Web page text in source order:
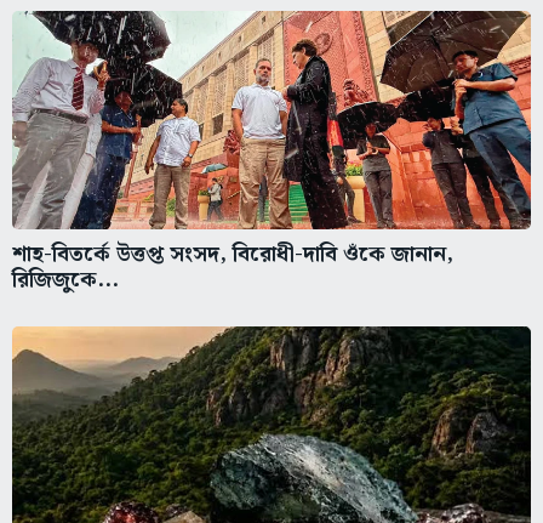
শাহ-বিতর্কে উত্তপ্ত সংসদ, বিরোধী-দাবি ওঁকে জানান,
রিজিজুকে...